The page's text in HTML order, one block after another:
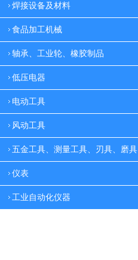
焊接设备及材料
食品加工机械
轴承、工业轮、橡胶制品
低压电器
电动工具
风动工具
五金工具、测量工具、刃具、磨具
仪表
工业自动化仪器